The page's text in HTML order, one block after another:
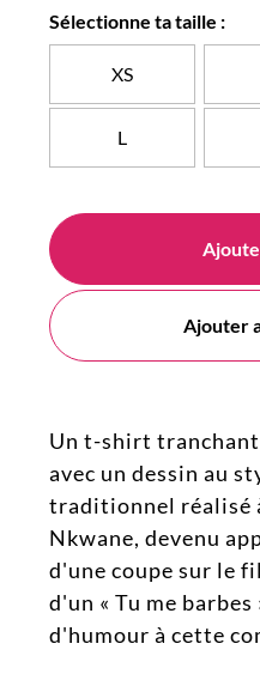
Sélectionne ta taille :
XS
L
Ajouter
Un t-shirt tranchant
avec un dessin au
traditionnel réalisé
Nkwane, devenu
d'une coupe sur le
d'un « Tu me
d'humour à cette